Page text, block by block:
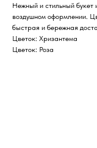
Нежный и стильный
воздушном оформлении.
быстрая и бережная
Цветок: Хризантема
Цветок: Роза